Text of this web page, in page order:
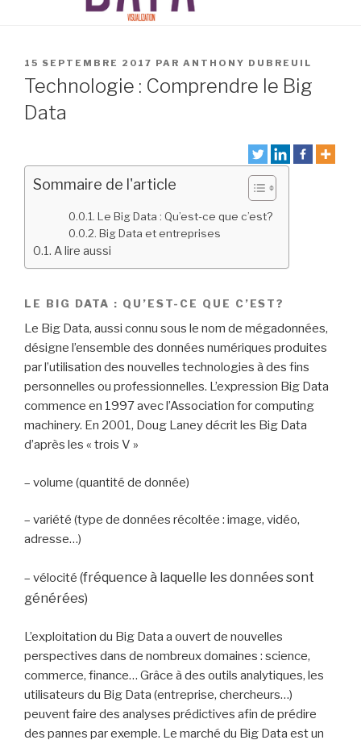
PUBLIÉ
LE
15 SEPTEMBRE 2017 PAR ANTHONY DUBREUIL
Technologie : Comprendre le Big
Data
Sommaire de l'article
Le Big Data : Qu’est-ce que c’est?
Big Data et entreprises
A lire aussi
LE BIG DATA : QU’EST-CE QUE C’EST?
Le Big Data, aussi connu sous le nom de mégadonnées,
désigne l’ensemble des données numériques produites
par l’utilisation des nouvelles technologies à des fins
personnelles ou professionnelles. L’expression Big Data
commence en 1997 avec l’Association for computing
machinery. En 2001, Doug Laney décrit les Big Data
d’après les « trois V »
– volume (quantité de donnée)
– variété (type de données récoltée : image, vidéo,
adresse…)
– vélocité (fréquence à laquelle les données sont
générées)
L’exploitation du Big Data a ouvert de nouvelles
perspectives dans de nombreux domaines : science,
commerce, finance… Grâce à des outils analytiques, les
utilisateurs du Big Data (entreprise, chercheurs…)
peuvent faire des analyses prédictives afin de prédire
des pannes par exemple. Le marché du Big Data est un